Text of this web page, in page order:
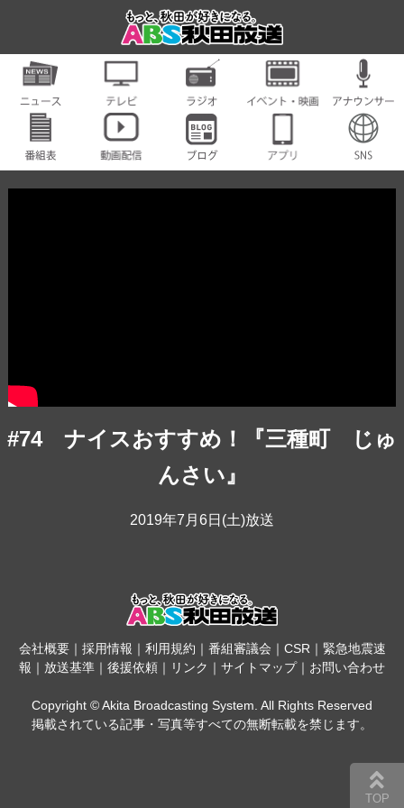
#74 ナイスおすすめ！『三種町 じゅ
んさい』
2019年7月6日(土)放送
会社概要｜ 採用情報 ｜ 利用規約 ｜ 番組審議会 ｜ CSR ｜ 緊急地震速
報 ｜ 放送基準 ｜ 後援依頼 ｜ リンク ｜ サイトマップ｜ お問い合わせ
Copyright © Akita Broadcasting System. All Rights Reserved
掲載されている記事・写真等すべての無断転載を禁じます。